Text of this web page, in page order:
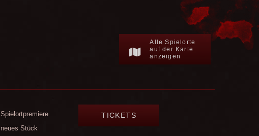
Alle Spielorte
auf der Karte
anzeigen
Spielortpremiere
neues Stück
TICKETS